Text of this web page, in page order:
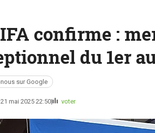
confirme :
du 1er
sur Google
21 mai 2025 22:50 voter